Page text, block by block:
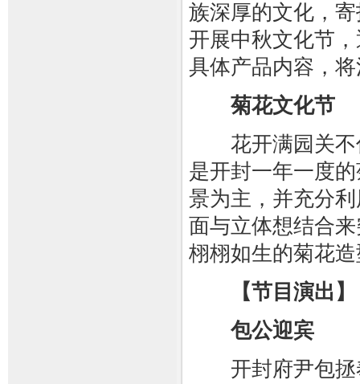
族深厚的文化，
开展中秋文化节
具体产品内容，
菊花文化节
花开满园关不
是开封一年一度
景为主，并充分
面与立体想结合
栩栩如生的菊花
【节目演出】
包公迎宾
开封府尹包拯